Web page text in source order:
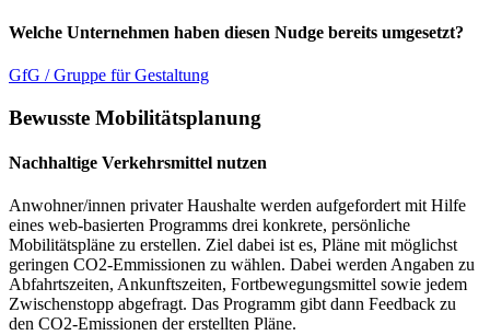
Welche Unternehmen haben diesen Nudge bereits umgesetzt?
GfG / Gruppe für Gestaltung
Bewusste Mobilitätsplanung
Nachhaltige Verkehrsmittel nutzen
Anwohner/innen privater Haushalte werden aufgefordert mit Hilfe
eines web-basierten Programms drei konkrete, persönliche
Mobilitätspläne zu erstellen. Ziel dabei ist es, Pläne mit möglichst
geringen CO2-Emmissionen zu wählen. Dabei werden Angaben zu
Abfahrtszeiten, Ankunftszeiten, Fortbewegungsmittel sowie jedem
Zwischenstopp abgefragt. Das Programm gibt dann Feedback zu
den CO2-Emissionen der erstellten Pläne.